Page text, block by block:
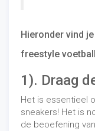
Hieronder vind
freestyle
1). Draag
Het is essentieel
sneakers! Het is
de beoefening